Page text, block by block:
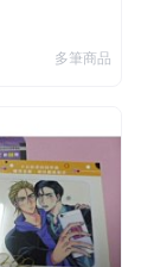
多筆商品